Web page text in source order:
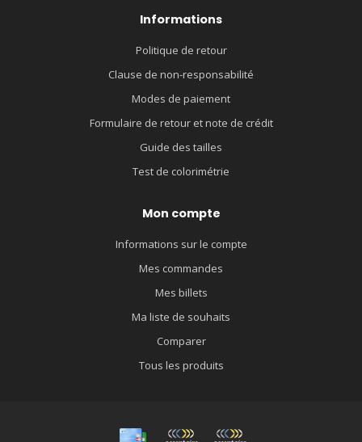
Informations
Politique de retour
Clause de non-responsabilité
Modes de paiement
Formulaire de retour et note de crédit
Guide des tailles
Test de colorimétrie
Mon compte
Informations sur le compte
Mes commandes
Mes billets
Ma liste de souhaits
Comparer
Tous les produits